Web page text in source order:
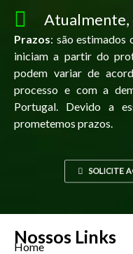
Atualmente,
Prazos: são estimados
iniciam a partir do
podem variarde
processo e com a
Portugal. Devido a
prometemos prazos.
SOLICITE
Nossos Links
Home